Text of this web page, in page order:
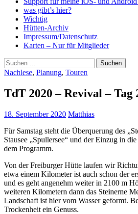
was gibt’s hier?
Wichtig
Hütten-Archiv
Impressum/Datenschutz
Karten – Nur für Mitglieder
Suchen
nach:
Nachlese, Planung, Touren
TdT 2020 – Revival – Tag
18. September 2020 Matthias
Für Samstag steht die Überquerung des
Stausee „Spullersee“ und der Einzug in
dem Programm.
Von der Freiburger Hütte laufen wir
etwa einem Kilometer ist auch schon der
und es geht angenehm weiter in 2100 m
weiteren Kilometern dann das Steinerne
Landschaft ist hier vom Wasser geformt.
Trockenheit ein Genuss.